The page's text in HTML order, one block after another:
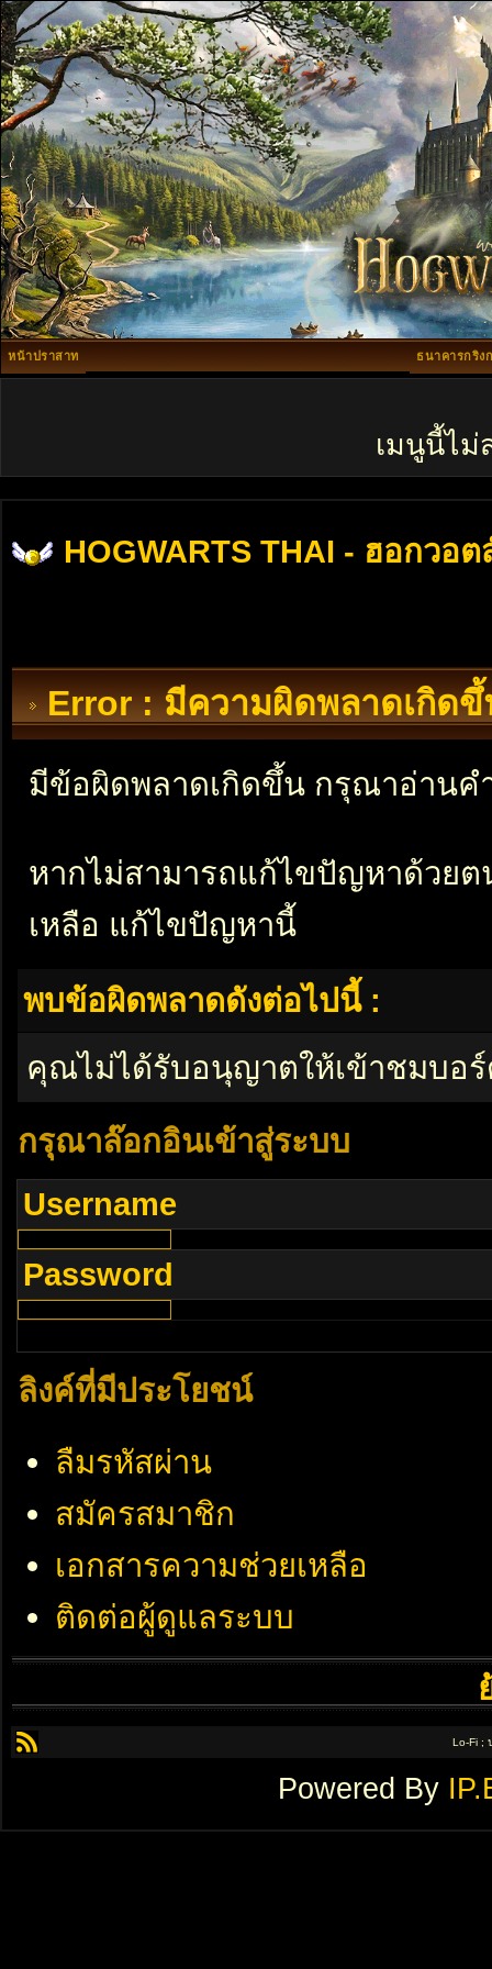
หน้าปราสาท ธนาคารกริง
เมนูนี้ไม่
HOGWARTS THAI - ฮอกวอต
Error : มีความผิดพลาดเกิดขึ้
มีข้อผิดพลาดเกิดขึ้น กรุณาอ่านค
หากไม่สามารถแก้ไขปัญหาด้วย
เหลือ แก้ไขปัญหานี้
พบข้อผิดพลาดดังต่อไปนี้ :
คุณไม่ได้รับอนุญาตให้เข้าชมบอ
กรุณาล๊อกอินเข้าสู่ระบบ
Username
Password
ลิงค์ที่มีประโยชน์
ลืมรหัสผ่าน
สมัครสมาชิก
เอกสารความช่วยเหลือ
ติดต่อผู้ดูแลระบบ
Lo-Fi ;
Powered By